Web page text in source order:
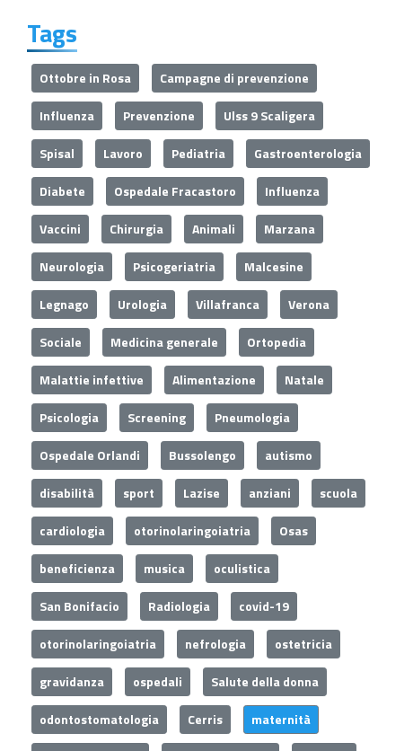
Tags
Ottobre in Rosa
Campagne di prevenzione
Influenza
Prevenzione
Ulss 9 Scaligera
Spisal
Lavoro Pediatria
Gastroenterologia
Diabete
Ospedale Fracastoro
Influenza
Vaccini
Chirurgia Animali
Marzana
Neurologia
Psicogeriatria
Malcesine
Legnago
Urologia Villafranca
Verona
Sociale
Medicina generale
Ortopedia
Malattie infettive
Alimentazione
Natale
Psicologia
Screening
Pneumologia
Ospedale Orlandi
Bussolengo
autismo
disabilità
sport Lazise anziani
scuola
cardiologia
otorinolaringoiatria
Osas
beneficienza
musica
oculistica
San Bonifacio
Radiologia
covid-19
otorinolaringoiatria
nefrologia
ostetricia
gravidanza
ospedali
Salute della donna
odontostomatologia
Cerris
maternità